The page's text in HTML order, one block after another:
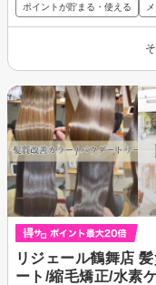
ポイントが貯まる・使える
リジェール鶴舞店
ート/縮毛矯正/水素